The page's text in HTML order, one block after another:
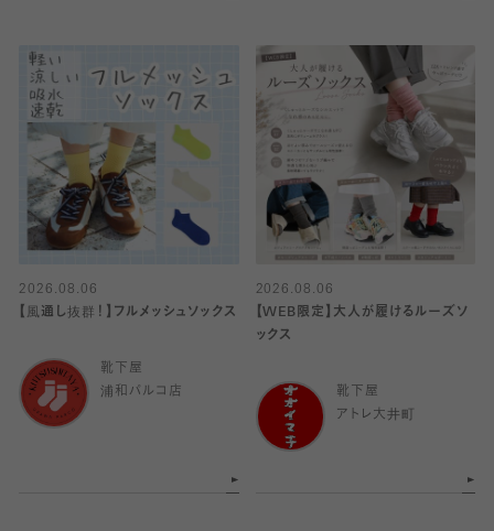
2026.08.06
【風通し抜群！】フルメッシュソックス
靴下屋
浦和パルコ店
2026.08.06
【WEB限定】大人が履けるルーズソ
ックス
靴下屋
アトレ大井町